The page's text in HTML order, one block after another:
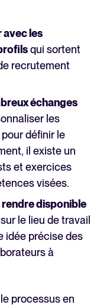
avec les
qui sortent
recrutement
échanges
les
définir le
il existe un
et exercices
visées.
disponible
sur le lieu de travail
idée précise des
à
processus en